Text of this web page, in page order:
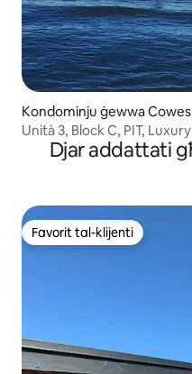
Kondominju ġewwa Cowes
Unità 3, Block C, PIT,
SoddaDjar addattati
Favorit tal-klijenti
Favorit tal-klijenti